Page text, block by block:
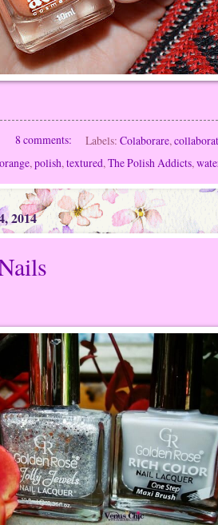
8 comments: Labels:Colaborare,
orange,polish,textured,The Polish Addicts,
2014